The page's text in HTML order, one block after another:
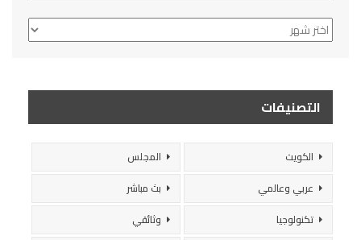
الأرشيف
التصنيفات
الكويت
المجلس
عربي وعالمي
بث مباشر
تكنولوجيا
وثائقي